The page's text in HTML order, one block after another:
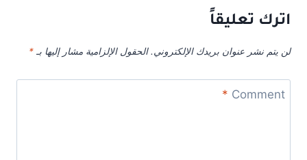
اترك تعليقاً
لن يتم نشر عنوان بريدك الإلكتروني. الحقول الإلزامية مشار إليها بـ *
Comment
*